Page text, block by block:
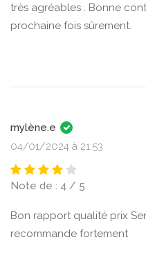
très agréables . Bonne
prochaine fois sûrement.
mylène.e
04/01/2024 à 21:53
Note de : 4 / 5
Bon rapport qualité prix
recommande fortement